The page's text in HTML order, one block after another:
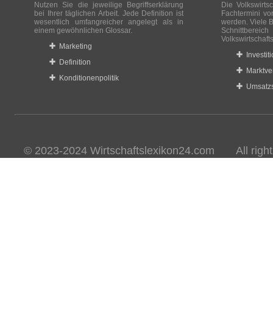
Nutzen Sie die jeweilige Begriffserklärung
bei Ihrer täglichen Arbeit. Jede Definition ist
wesentlich umfangreicher angelegt als in
einem gewöhnlichen Glossar.
Marketing
Definition
Konditionenpolitik
Die
Fachtermini
werden. Viele
© 2023-2024 Wirtschaftslexikon24.com All